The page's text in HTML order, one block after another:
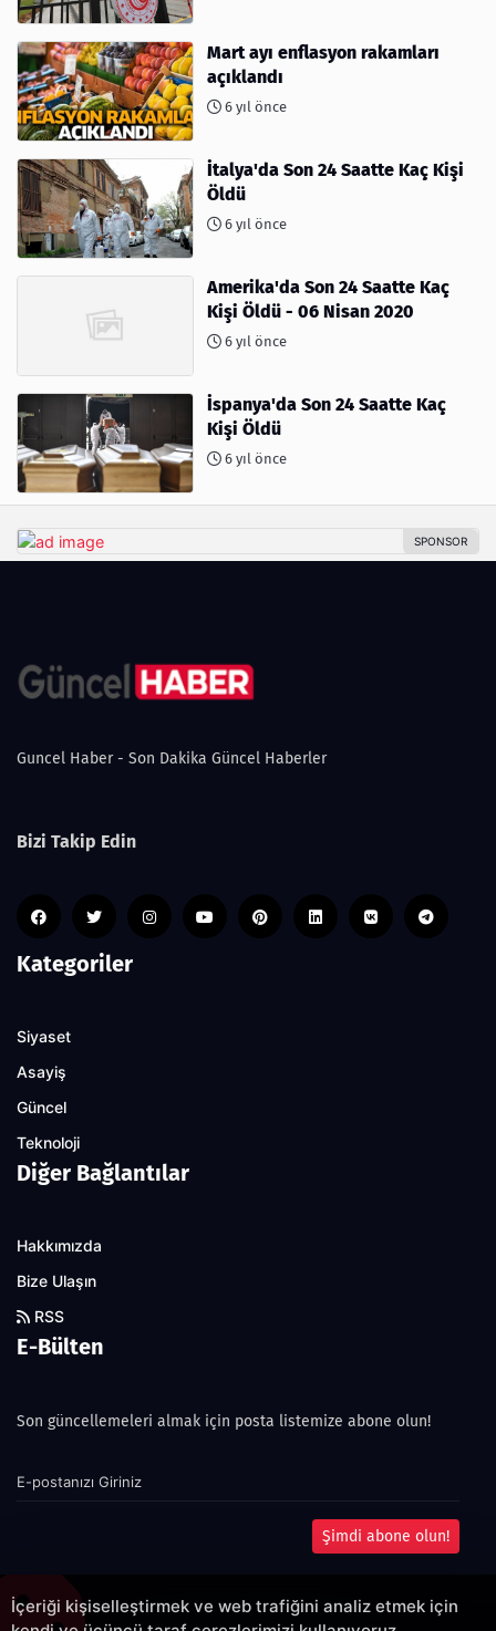
Mart ayı enflasyon rakamları
açıklandı
6 yıl önce
İtalya'da Son 24 Saatte Kaç Kişi
Öldü
6 yıl önce
Amerika'da Son 24 Saatte Kaç
Kişi Öldü - 06 Nisan 2020
6 yıl önce
İspanya'da Son 24 Saatte Kaç
Kişi Öldü
6 yıl önce
Guncel Haber - Son Dakika Güncel Haberler
Bizi Takip Edin
Kategoriler
Siyaset
Asayiş
Güncel
Teknoloji
Diğer Bağlantılar
Hakkımızda
Bize Ulaşın
RSS
E-Bülten
Son güncellemeleri almak için posta listemize abone olun!
Şimdi abone olun!
İçeriği kişiselleştirmek ve web trafiğini analiz etmek için